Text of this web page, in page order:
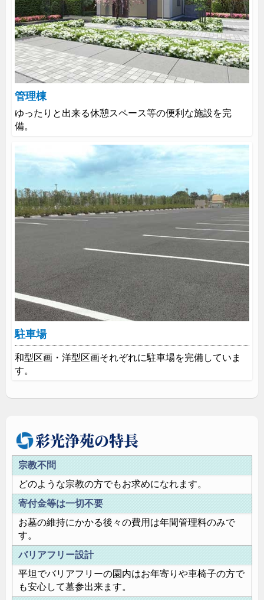
管理棟
ゆったりと出来る休憩スペース等の便利な施設を完
備。
駐車場
和型区画・洋型区画それぞれに駐車場を完備していま
す。
彩光浄苑の特長
宗教不問
どのような宗教の方でもお求めになれます。
寄付金等は一切不要
お墓の維持にかかる後々の費用は年間管理料のみで
す。
バリアフリー設計
平坦でバリアフリーの園内はお年寄りや車椅子の方で
も安心して墓参出来ます。